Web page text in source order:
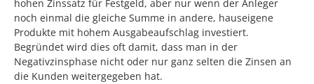
hohen Zinssatz für Festgeld, aber nur wenn der Anleger
noch einmal die gleiche Summe in andere, hauseigene
Produkte mit hohem Ausgabeaufschlag investiert.
Begründet wird dies oft damit, dass man in der
Negativzinsphase nicht oder nur ganz selten die Zinsen an
die Kunden weitergegeben hat.